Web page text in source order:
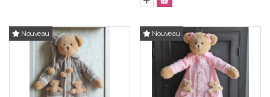
Nouveau Nouveau